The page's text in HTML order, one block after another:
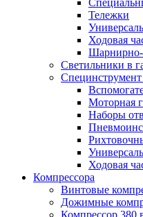
Тележки
Ходовая
Шарнирно-
Светильники в
Специнструмент
Моторная
Наборы
Ходовая
Компрессора
Винтовые
Дожимные
Компрессор 380